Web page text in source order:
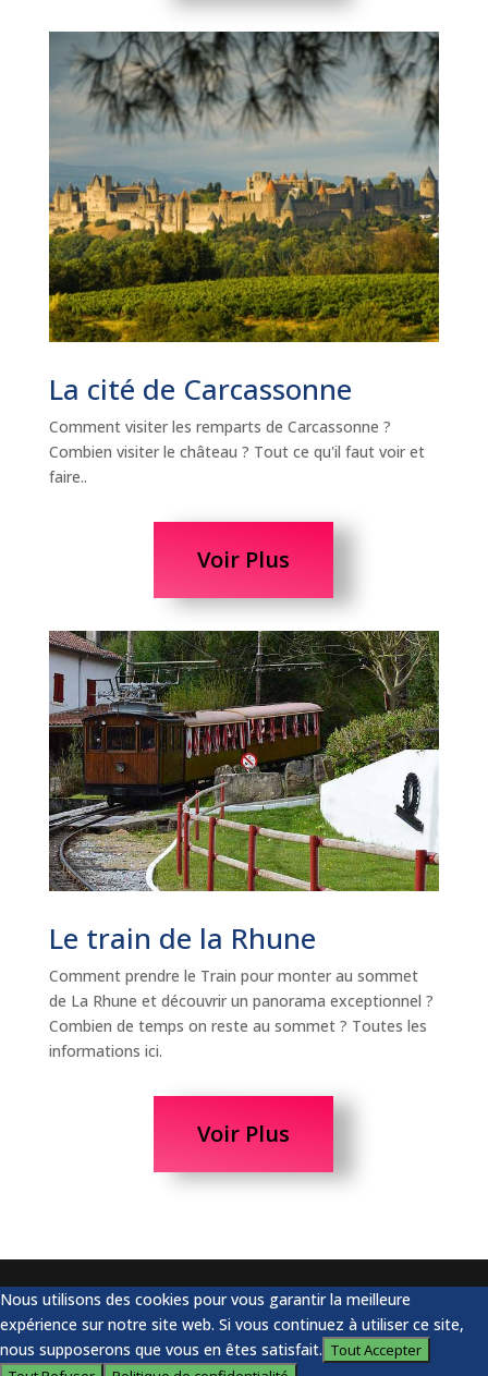
La cité de Carcassonne
Comment visiter les remparts de Carcassonne ?
Combien visiter le château ? Tout ce qu'il faut voir et
faire..
Voir Plus
Le train de la Rhune
Comment prendre le Train pour monter au sommet
de La Rhune et découvrir un panorama exceptionnel ?
Combien de temps on reste au sommet ? Toutes les
informations ici.
Voir Plus
Nous utilisons des cookies pour vous garantir la meilleure
expérience sur notre site web. Si vous continuez à utiliser ce site,
nous supposerons que vous en êtes satisfait. Tout Accepter